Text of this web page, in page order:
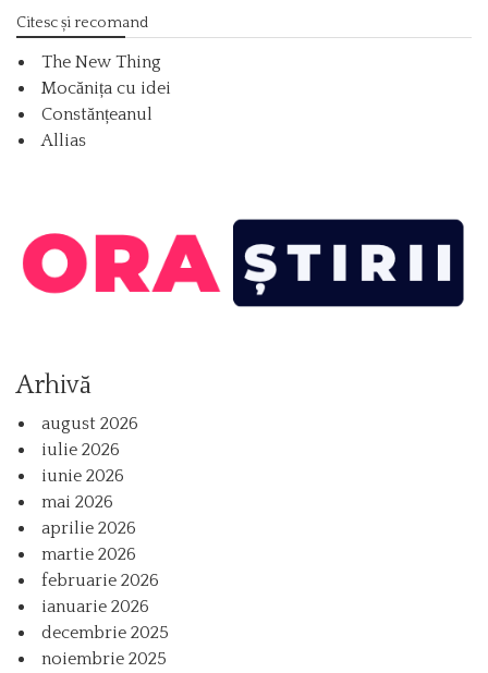
Citesc și recomand
The New Thing
Mocănița cu idei
Constănțeanul
Allias
Arhivă
august 2026
iulie 2026
iunie 2026
mai 2026
aprilie 2026
martie 2026
februarie 2026
ianuarie 2026
decembrie 2025
noiembrie 2025